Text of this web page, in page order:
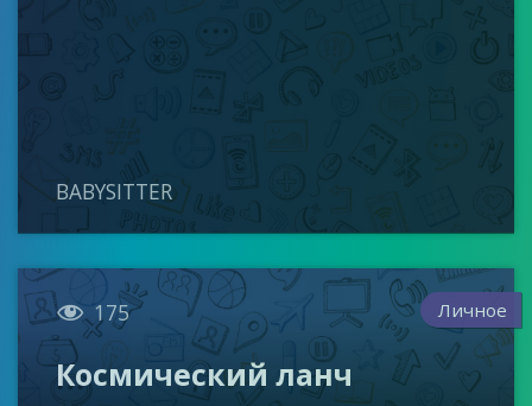
BABYSITTER
 175 Личное
Космический ланч